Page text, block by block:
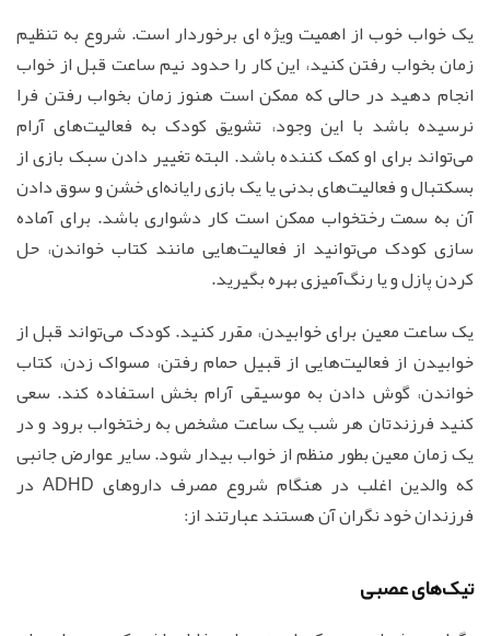
یک خواب خوب از اهمیت ویژه ای برخوردار است. شروع به تنظیم
زمان بخواب رفتن کنید، این کار را حدود نیم ساعت قبل از خواب
انجام دهید در حالی که ممکن است هنوز زمان بخواب رفتن فرا
نرسیده باشد با این وجود، تشویق کودک به فعالیت‌های آرام
می‌تواند برای او کمک کننده باشد. البته تغییر دادن سبک بازی از
بسکتبال و فعالیت‌های بدنی یا یک بازی رایانه‌ای خشن و سوق دادن
آن به سمت رختخواب ممکن است کار دشواری باشد. برای آماده
سازی کودک می‌توانید از فعالیت‌هایی مانند کتاب خواندن، حل
کردن پازل و یا رنگ‌آمیزی بهره بگیرید.
یک ساعت معین برای خوابیدن، مقرر کنید. کودک می‌تواند قبل از
خوابیدن از فعالیت‌هایی از قبیل حمام رفتن، مسواک زدن، کتاب
خواندن، گوش دادن به موسیقی آرام بخش استفاده کند. سعی
کنید فرزندتان هر شب یک ساعت مشخص به رختخواب برود و در
یک زمان معین بطور منظم از خواب بیدار شود. سایر عوارض جانبی
که والدین اغلب در هنگام شروع مصرف داروهای ADHD در
فرزندان خود نگران آن هستند عبارتند از:
تیک‌های عصبی